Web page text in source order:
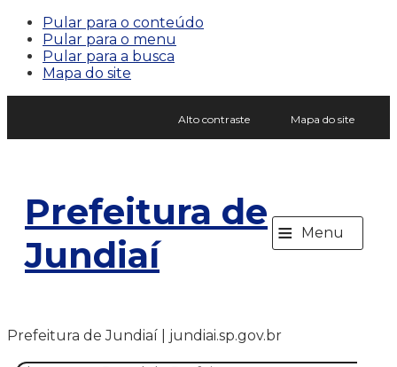
Pular para o conteúdo
Pular para o menu
Pular para a busca
Mapa do site
Alto contraste Mapa do site
Prefeitura de
Jundiaí
≡ Menu
Prefeitura de Jundiaí | jundiai.sp.gov.br